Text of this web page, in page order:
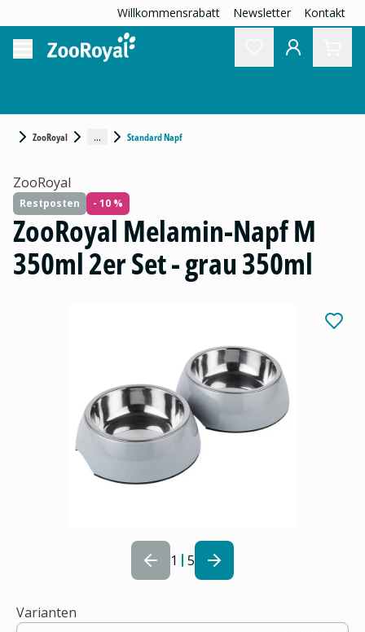
Willkommensrabatt Newsletter Kontakt
ZooRoyal ... Standard Napf
1 5
ZooRoyal
Restposten - 10 %
ZooRoyal Melamin-Napf M
350ml 2er Set - grau 350ml
Varianten